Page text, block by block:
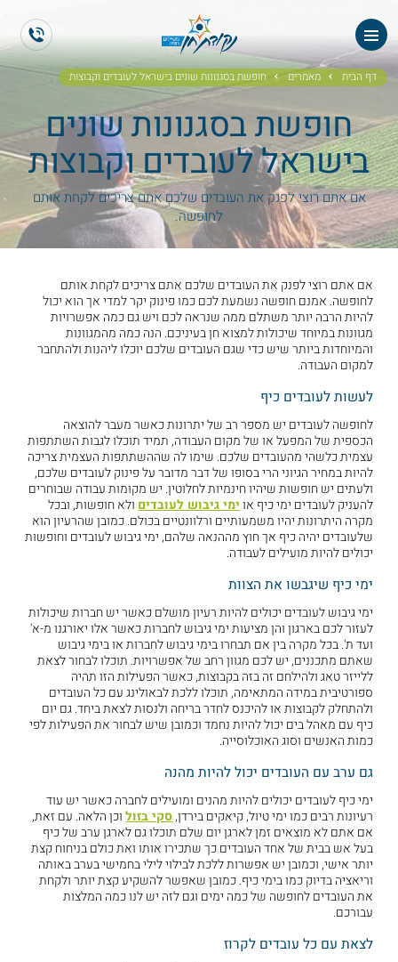
דף הבית מאמרים חופשת בסגנונות שונים בישראל לעובדים וקבוצות
חופשת בסגנונות שונים
בישראל לעובדים וקבוצות
אם אתם רוצי לפנק את העובדים שלכם אתם צריכים לקחת אותם
לחופשה.
אם אתם רוצי לפנק את העובדים שלכם אתם צריכים לקחת אותם
לחופשה. אמנם חופשה נשמעת לכם כמו פינוק יקר למדי אך הוא יכול
להיות הרבה יותר משתלם ממה שנראה לכם ויש גם כמה אפשרויות
מגוונות במיוחד שיכולות למצוא חן בעיניכם. הנה כמה מהמגוונות
והמיוחדות ביותר שיש כדי שגם העובדים שלכם יוכלו ליהנות ולהתחבר
למקום העבודה.
לעשות לעובדים כיף
לחופשה לעובדים יש מספר רב של יתרונות כאשר מעבר להוצאה
הכספית של המפעל או של מקום העבודה, תמיד תוכלו לגבות השתתפות
עצמית כלשהי מהעובדים שלכם. שימו לה שההשתתפות העצמית צריכה
להיות במחיר הגיוני הרי בסופו של דבר מדובר על פינוק לעובדים שלכם,
ולעתים יש חופשות שיהיו חינמיות לחלוטין. יש מקומות עבודה שבוחרים
להעניק לעובדים ימי כיף אוימי גיבוש לעובדיםולא חופשות, ובכל
מקרה היתרונות יהיו משמעותיים ורלוונטיים בכולם. כמובן שהרעיון הוא
שלעובדים יהיה כיף אך חוץ מההנאה שלהם, ימי גיבוש לעובדים וחופשות
יכולים להיות מועילים לעבודה.
ימי כיף שיגבשו את הצוות
ימי גיבוש לעובדים יכולים להיות רעיון מושלם כאשר יש חברות שיכולות
לעזור לכם בארגון והן מציעות ימי גיבוש לחברות כאשר אלו יאורגנו מ-א'
ועד ת'. בכל מקרה בין אם תבחרו בימי גיבוש לחברות או בימי גיבוש
שאתם מתכננים, יש לכם מגוון רחב של אפשרויות. תוכלו לבחור לצאת
ללייזר טאג ולהילחם זה בזה בקבוצות, כאשר הפעילות הזו תהיה
ספורטיבית במידה המתאימה, תוכלו ללכת לבאולינג עם כל העובדים
ולהתחלק לקבוצות או להיכנס לחדר בריחה ולנסות לצאת ביחד. גם יום
כיף עם מאהל בים יכול להיות נחמד וכמובן שיש לבחור את הפעילות לפי
כמות האנשים וסוג האוכלוסייה.
גם ערב עם העובדים יכול להיות מהנה
ימי כיף לעובדים יכולים להיות מהנים ומועילים לחברה כאשר יש עוד
רעיונות רבים כמו ימי טיול, קיאקים בירדן,סקי בזולוכן הלאה. עם זאת,
אם אתם לא מוצאים זמן לארגן יום שלם תוכלו גם לארגן ערב של כיף
בעל אש בבית של אחד העובדים כך שתכירו אותו ואת כולם בניחוח קצת
יותר אישי, וכמובן יש אפשרות ללכת לבילוי לילי בחמישי בערב באותה
וריאציה בדיוק כמו בימי כיף. כמובן שאפשר להשקיע קצת יותר ולקחת
את העובדים לחופשה של כמה ימים וגם לזה יש לנו כמה המלצות
עבורכם.
לצאת עם כל עובדים לקרוז
ראשי
אודותנו
טיולי תיירים
הטיולים שלנו
גלריית תמונות
ממליצים
צור קשר
EN
ES